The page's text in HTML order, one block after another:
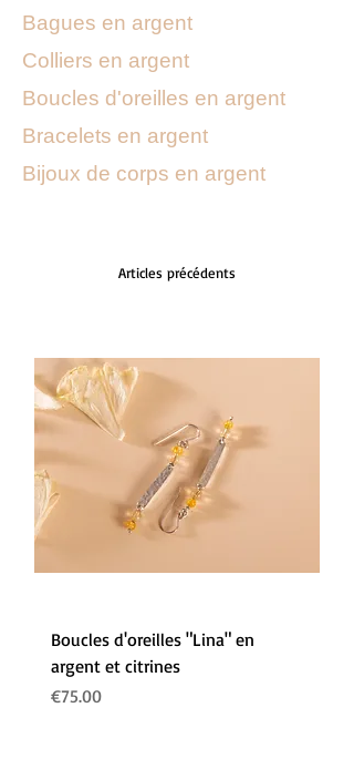
Bagues en argent
Colliers en argent
Boucles d'oreilles en argent
Bracelets en argent
Bijoux de corps en argent
Articles précédents
Boucles d'oreilles "Lina" en
argent et citrines
Prix
€75.00